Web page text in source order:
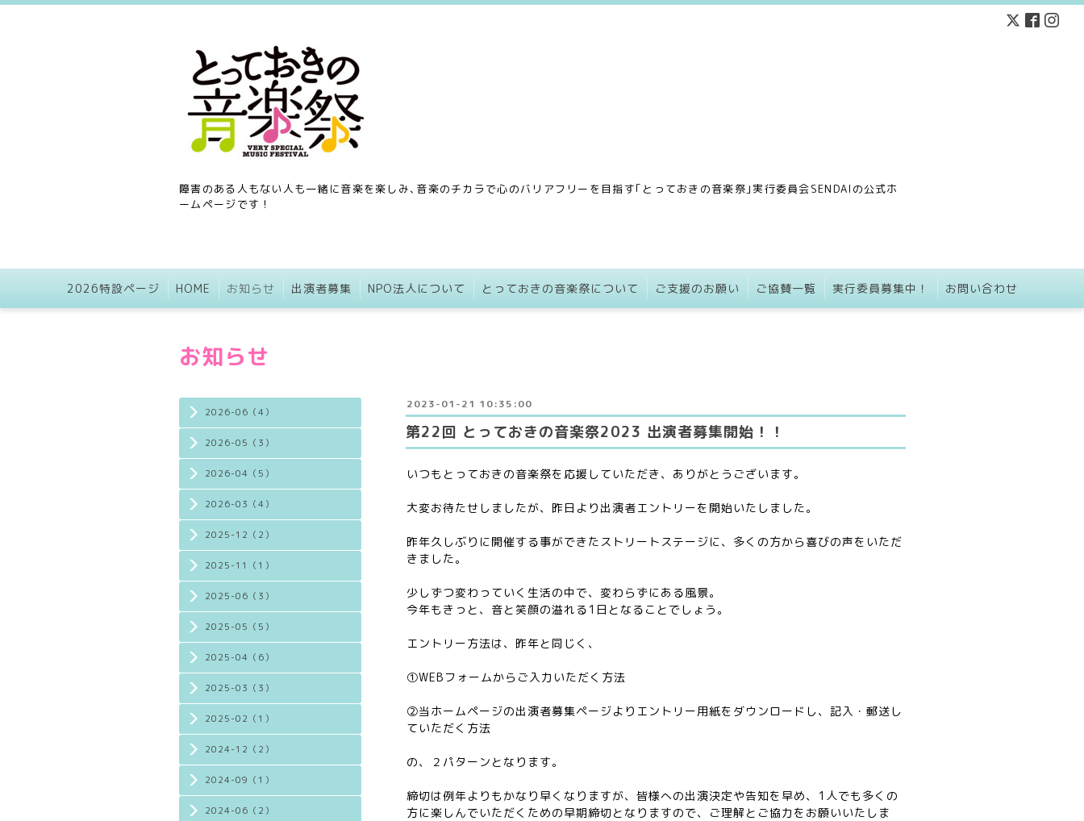
障害のある人もない人も一緒に音楽を楽しみ､音楽のチカラで心のバリアフリーを目指す｢とっておきの音楽祭｣実行委員会SENDAIの公式ホ
ームページです！
2026特設ページ HOME お知らせ 出演者募集 NPO法人について とっておきの音楽祭について ご支援のお願い ご協賛一覧 実行委員募集中！ お問い合わせ
2026-06（4）
2026-05（3）
2026-04（5）
2026-03（4）
2025-12（2）
2025-11（1）
2025-06（3）
2025-05（5）
2025-04（6）
2025-03（3）
2025-02（1）
2024-12（2）
2024-09（1）
2024-06（2）
お知らせ
2023-01-21 10:35:00
第22回 とっておきの音楽祭2023 出演者募集開始！！
いつもとっておきの音楽祭を応援していただき、ありがとうございます。
大変お待たせしましたが、昨日より出演者エントリーを開始いたしました。
昨年久しぶりに開催する事ができたストリートステージに、多くの方から喜びの声をいただ
きました。
少しずつ変わっていく生活の中で、変わらずにある風景。
今年もきっと、音と笑顔の溢れる1日となることでしょう。
エントリー方法は、昨年と同じく、
①WEBフォームからご入力いただく方法
②当ホームページの出演者募集ページよりエントリー用紙をダウンロードし、記入・郵送し
ていただく方法
の、２パターンとなります。
締切は例年よりもかなり早くなりますが、皆様への出演決定や告知を早め、1人でも多くの
方に楽しんでいただくための早期締切となりますので、ご理解とご協力をお願いいたしま